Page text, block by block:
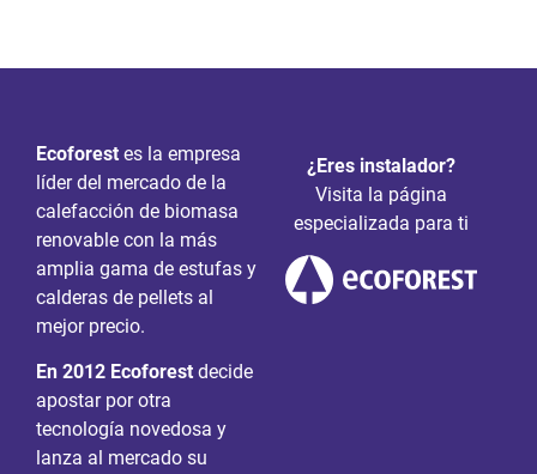
ECOFOREST en la prestación de los servicios que
Ecoforest es la empresa
líder del mercado de la
calefacción de biomasa
renovable con la más
amplia gama de estufas y
calderas de pellets al
mejor precio.
En 2012 Ecoforest decide
apostar por otra
tecnología novedosa y
lanza al mercado su
¿Eres instalador?
Visita la página
especializada para ti